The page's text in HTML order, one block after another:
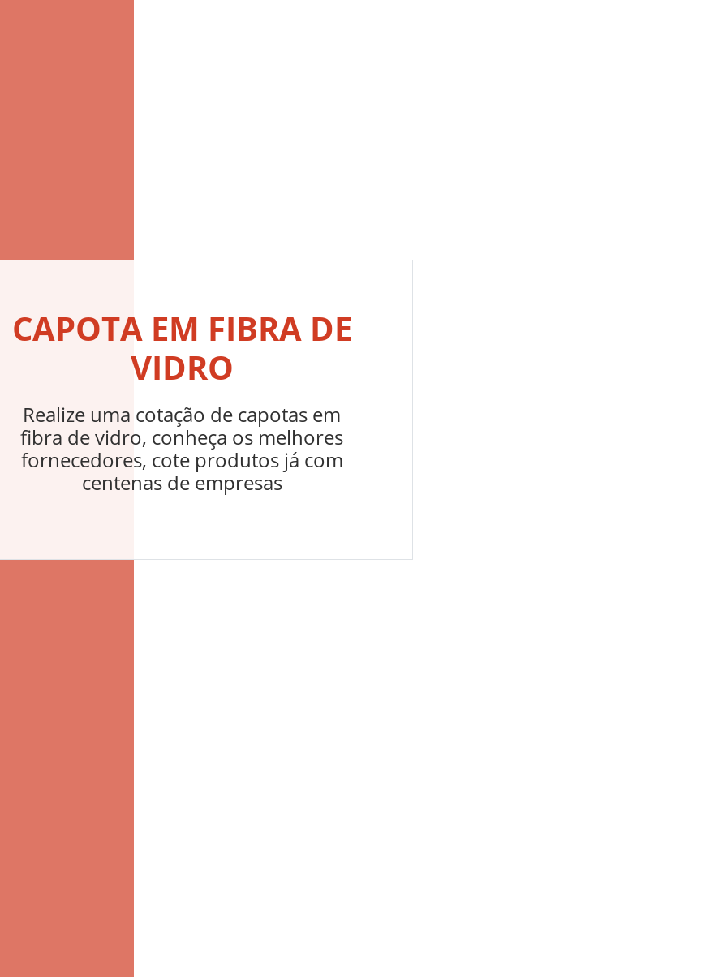
PEÇA EM FIBRA DE
VIDRO
Realize agora uma cotação de peças em
fibra de vidro, conheça os melhores
fornecedores, cote produtos já com
centenas de empresas